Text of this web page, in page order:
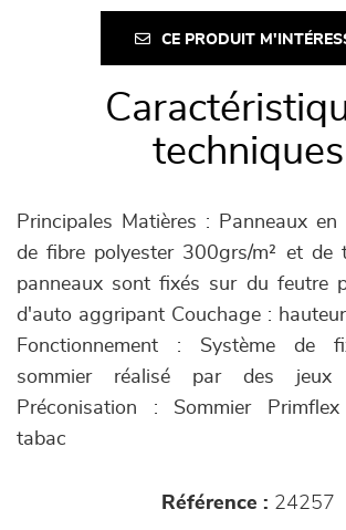
CE PRODUIT
techniques
Principales Matières : Panneaux
de fibre polyester 300grs/m² et de
panneaux sont fixés sur du feutre
d'auto aggripant Couchage :
Fonctionnement : Système de
sommier réalisé par des jeux
Préconisation : Sommier
tabac
Référence : 24257